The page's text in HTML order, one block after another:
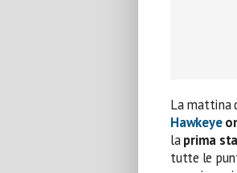
La mattina
Hawkeye
laprima
tutte le